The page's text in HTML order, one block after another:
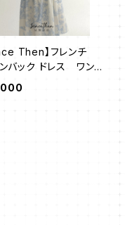
Then】フレンチ
バック ドレス ワンピ